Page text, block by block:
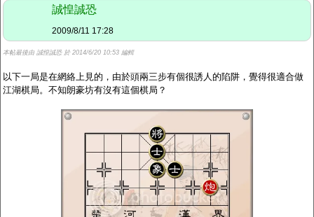
誠惶誠恐
2009/8/11 17:28
本帖最後由 誠惶誠恐 於 2014/6/20 10:53 編輯
以下一局是在網絡上見的，由於頭兩三步有個很誘人的陷阱，覺得很適合做
江湖棋局。不知朗豪坊有沒有這個棋局？